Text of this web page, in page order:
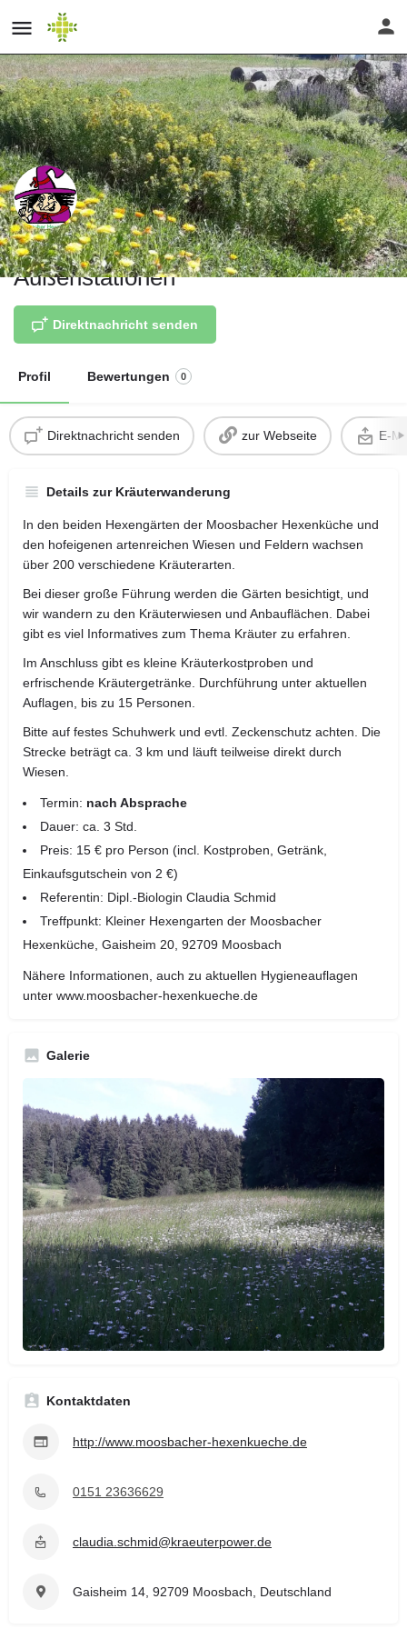
Der Hexengarten und seine
Außenstationen
Direktnachricht senden
Profil Bewertungen 0
Direktnachricht senden zur Webseite E-
Details zur Kräuterwanderung
In den beiden Hexengärten der Moosbacher Hexenküche und
den hofeigenen artenreichen Wiesen und Feldern wachsen
über 200 verschiedene Kräuterarten.
Bei dieser große Führung werden die Gärten besichtigt, und
wir wandern zu den Kräuterwiesen und Anbauflächen. Dabei
gibt es viel Informatives zum Thema Kräuter zu erfahren.
Im Anschluss gibt es kleine Kräuterkostproben und
erfrischende Kräutergetränke. Durchführung unter aktuellen
Auflagen, bis zu 15 Personen.
Bitte auf festes Schuhwerk und evtl. Zeckenschutz achten. Die
Strecke beträgt ca. 3 km und läuft teilweise direkt durch
Wiesen.
Termin: nach Absprache
Dauer: ca. 3 Std.
Preis: 15 € pro Person (incl. Kostproben, Getränk,
Einkaufsgutschein von 2 €)
Referentin: Dipl.-Biologin Claudia Schmid
Treffpunkt: Kleiner Hexengarten der Moosbacher
Hexenküche, Gaisheim 20, 92709 Moosbach
Nähere Informationen, auch zu aktuellen Hygieneauflagen
unter www.moosbacher-hexenkueche.de
Galerie
Kontaktdaten
http://www.moosbacher-hexenkueche.de
0151 23636629
claudia.schmid@kraeuterpower.de
Gaisheim 14, 92709 Moosbach, Deutschland